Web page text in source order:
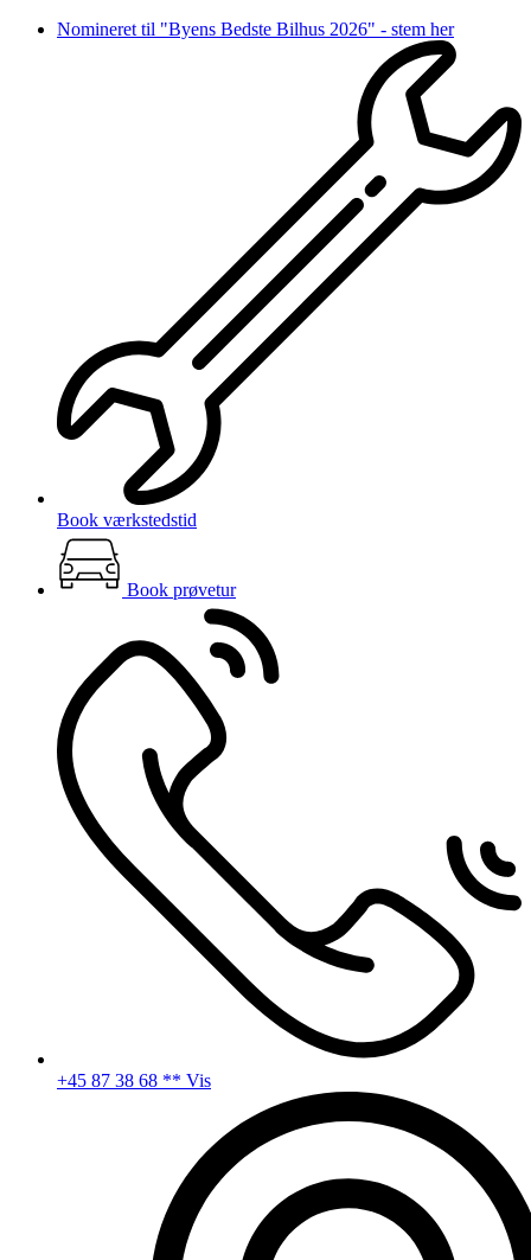
VidereNomineret til "Byens Bedste Bilhus 2026" - stem her
Book værkstedstid
Book prøvetur
+45 87 38 68 ** Vis